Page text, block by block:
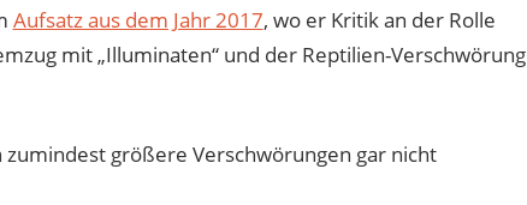
Aufsatz aus dem Jahr 2017, wo er Kritik an der Rolle
mit „Illuminaten“ und der Reptilien-Verschwörung
größere Verschwörungen gar nicht